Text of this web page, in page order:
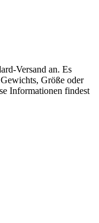
Versand an. Es
Größe oder
Informationen findest